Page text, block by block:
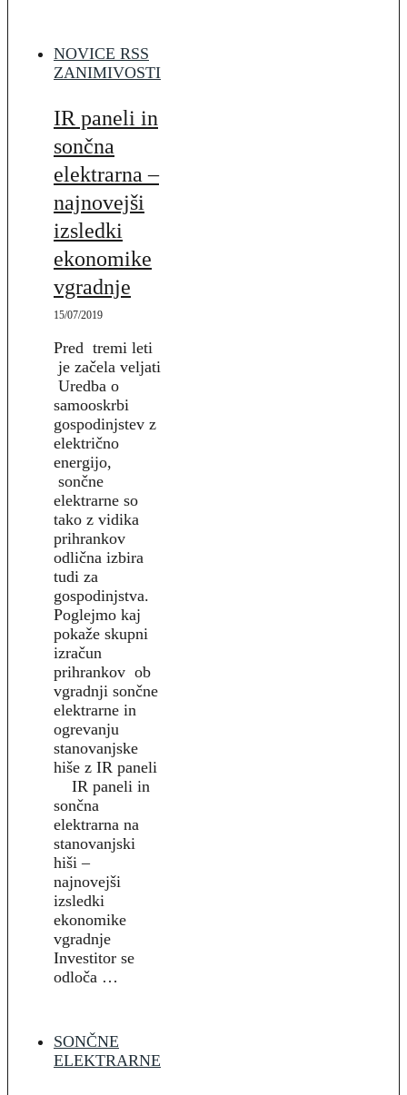
NOVICE RSS
ZANIMIVOSTI
IR paneli in
sončna
elektrarna –
najnovejši
izsledki
ekonomike
vgradnje
15/07/2019
Pred tremi leti
je začela veljati
Uredba o
samooskrbi
gospodinjstev z
električno
energijo,
sončne
elektrarne so
tako z vidika
prihrankov
odlična izbira
tudi za
gospodinjstva.
Poglejmo kaj
pokaže skupni
izračun
prihrankov ob
vgradnji sončne
elektrarne in
ogrevanju
stanovanjske
hiše z IR paneli
IR paneli in
sončna
elektrarna na
stanovanjski
hiši –
najnovejši
izsledki
ekonomike
vgradnje
Investitor se
odloča …
SONČNE
ELEKTRARNE